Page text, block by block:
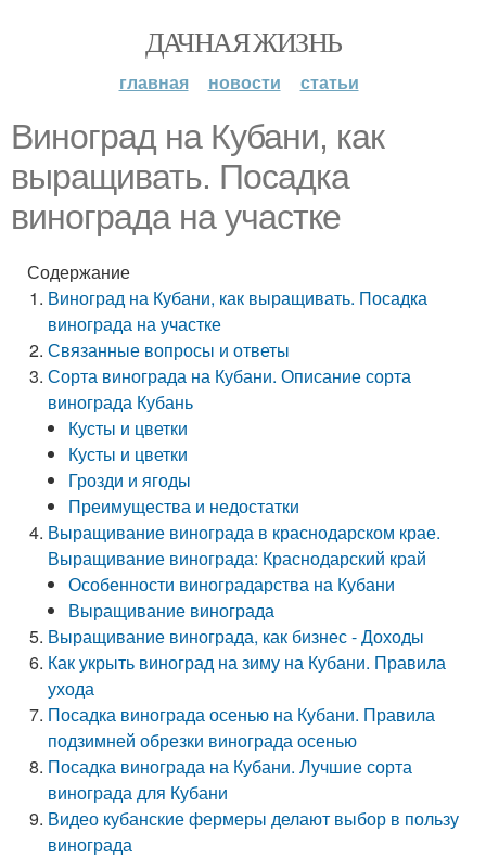
ДАЧНАЯ ЖИЗНЬ
главная новости статьи
Виноград на Кубани, как
выращивать. Посадка
винограда на участке
Содержание
Виноград на Кубани, как выращивать. Посадка
винограда на участке
Связанные вопросы и ответы
Сорта винограда на Кубани. Описание сорта
винограда Кубань
Кусты и цветки
Кусты и цветки
Грозди и ягоды
Преимущества и недостатки
Выращивание винограда в краснодарском крае.
Выращивание винограда: Краснодарский край
Особенности виноградарства на Кубани
Выращивание винограда
Выращивание винограда, как бизнес - Доходы
Как укрыть виноград на зиму на Кубани. Правила
ухода
Посадка винограда осенью на Кубани. Правила
подзимней обрезки винограда осенью
Посадка винограда на Кубани. Лучшие сорта
винограда для Кубани
Видео кубанские фермеры делают выбор в пользу
винограда